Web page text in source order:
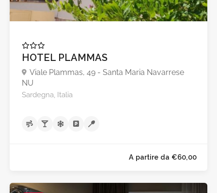
HOTEL PLAMMAS
Viale Plammas, 49 - Santa Maria Navarrese
NU
Sardegna, Italia